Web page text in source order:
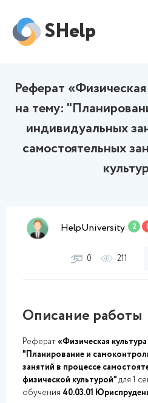
SHelp
Реферат
на тему:
индивидуальных
самостоятельных
HelpUniversity 2
0 211
Описание работы
Реферат«Физическая
"Планирование и
занятий в процессе
физической культурой"для 1
обучения 40.03.01